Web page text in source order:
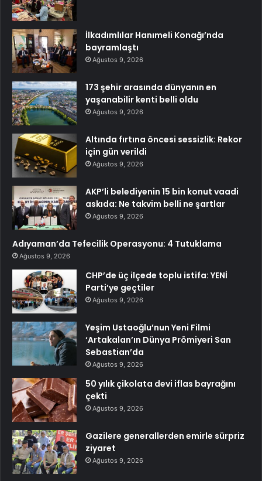
İlkadımlılar Hanımeli Konağı’nda
bayramlaştı
Ağustos 9, 2026
173 şehir arasında dünyanın en
yaşanabilir kenti belli oldu
Ağustos 9, 2026
Altında fırtına öncesi sessizlik: Rekor
için gün verildi
Ağustos 9, 2026
AKP’li belediyenin 15 bin konut vaadi
askıda: Ne takvim belli ne şartlar
Ağustos 9, 2026
Adıyaman’da Tefecilik Operasyonu: 4 Tutuklama
Ağustos 9, 2026
CHP’de üç ilçede toplu istifa: YENİ
Parti’ye geçtiler
Ağustos 9, 2026
Yeşim Ustaoğlu’nun Yeni Filmi
‘Artakalan’ın Dünya Prömiyeri San
Sebastian’da
Ağustos 9, 2026
50 yılık çikolata devi iflas bayrağını
çekti
Ağustos 9, 2026
Gazilere generallerden emirle sürpriz
ziyaret
Ağustos 9, 2026